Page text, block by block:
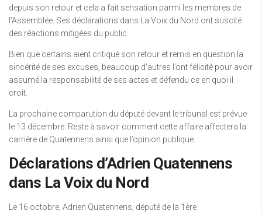
depuis son retour et cela a fait sensation parmi les membres de
l’Assemblée. Ses déclarations dans La Voix du Nord ont suscité
des réactions mitigées du public.
Bien que certains aient critiqué son retour et remis en question la
sincérité de ses excuses, beaucoup d’autres l’ont félicité pour avoir
assumé la responsabilité de ses actes et défendu ce en quoi il
croit.
La prochaine comparution du député devant le tribunal est prévue
le 13 décembre. Reste à savoir comment cette affaire affectera la
carrière de Quatennens ainsi que l’opinion publique.
Déclarations d’Adrien Quatennens
dans La Voix du Nord
Le 16 octobre, Adrien Quatennens, député de la 1ère